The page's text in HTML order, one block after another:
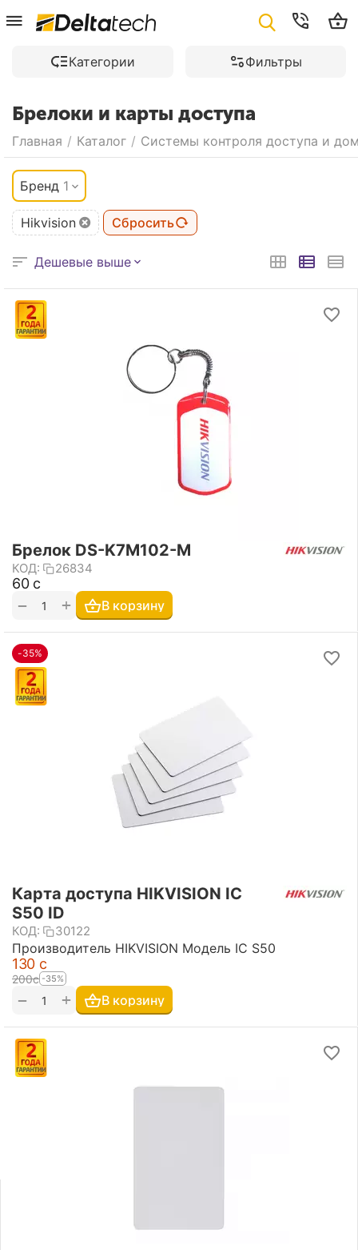
Категории Фильтры
Брелоки и карты доступа
Главная / Каталог / Системы контроля доступа и
Бренд 1
Hikvision Сбросить
Дешевые выше
Брелок DS-K7M102-M
КОД: 26834
‍60‍ с
+
− В корзину
-35%
Карта доступа HIKVISION IC
S50 ID
КОД: 30122
Производитель HIKVISION Модель IC S50
‍130‍ с
‍200‍с -35%
+
− В корзину